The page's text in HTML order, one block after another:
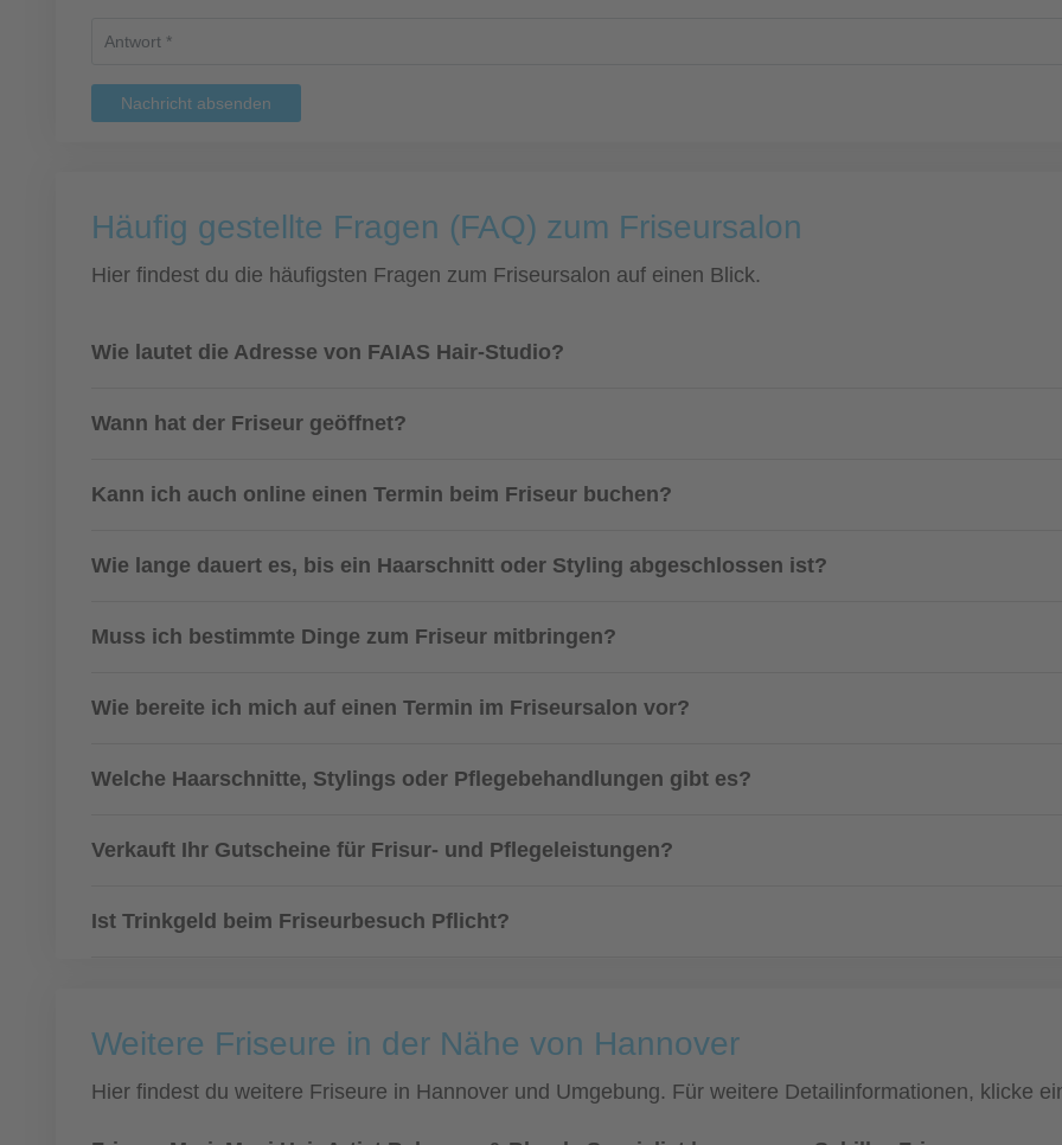
Nachricht absenden
Häufig gestellte Fragen (FAQ) zum Friseursalon
Hier findest du die häufigsten Fragen zum Friseursalon auf einen Blick.
Wie lautet die Adresse von FAIAS Hair-Studio?
Wann hat der Friseur geöffnet?
Kann ich auch online einen Termin beim Friseur buchen?
Wie lange dauert es, bis ein Haarschnitt oder Styling abgeschlossen ist?
Muss ich bestimmte Dinge zum Friseur mitbringen?
Wie bereite ich mich auf einen Termin im Friseursalon vor?
Welche Haarschnitte, Stylings oder Pflegebehandlungen gibt es?
Verkauft Ihr Gutscheine für Frisur- und Pflegeleistungen?
Ist Trinkgeld beim Friseurbesuch Pflicht?
Weitere Friseure in der Nähe von Hannover
Hier findest du weitere Friseure in Hannover und Umgebung. Für weitere Detailinformationen, klicke